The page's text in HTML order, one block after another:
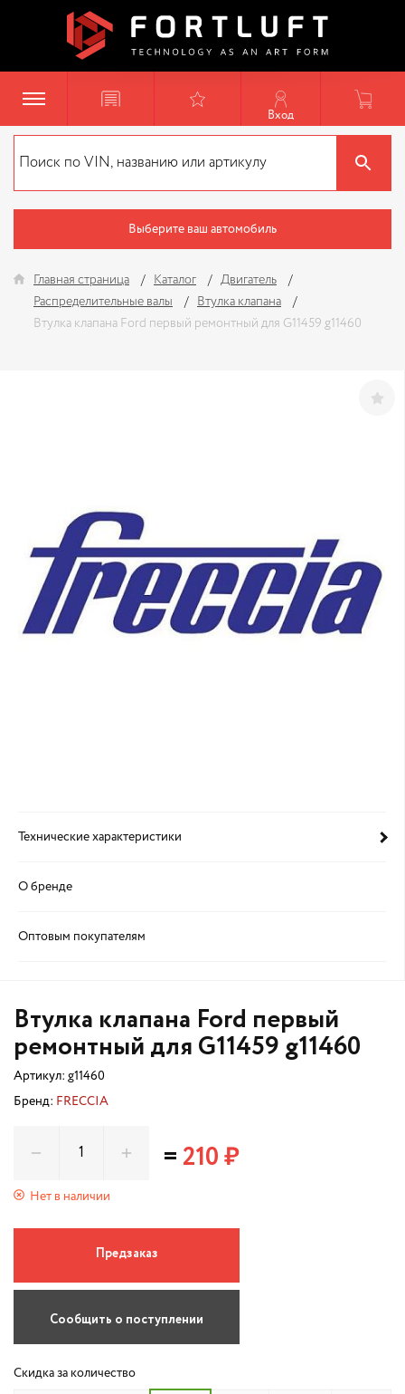
Вход
Выберите ваш автомобиль
Главная страница Каталог
Двигатель
Распределительные валы
Втулка клапана
Втулка клапана Ford первый ремонтный для G11459 g11460
Технические характеристики
О бренде
Оптовым покупателям
Втулка клапана Ford первый
ремонтный для G11459 g11460
Артикул: g11460
Бренд: FRECCIA
Нет в наличии
=210 ₽
Предзаказ
Сообщить о поступлении
Скидка за количество